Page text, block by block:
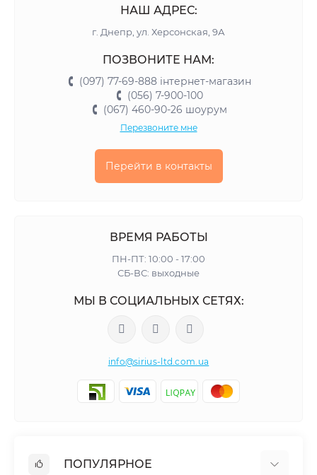
НАШ АДРЕС:
г. Днепр, ул. Херсонская, 9А
ПОЗВОНИТЕ НАМ:
(097) 77-69-888 інтернет-магазин
(056) 7-900-100
(067) 460-90-26 шоурум
Перезвоните мне
Перейти в контакты
ВРЕМЯ РАБОТЫ
ПН-ПТ: 10:00 - 17:00
СБ-ВС: выходные
МЫ В СОЦИАЛЬНЫХ СЕТЯХ:
info@sirius-ltd.com.ua
ПОПУЛЯРНОЕ